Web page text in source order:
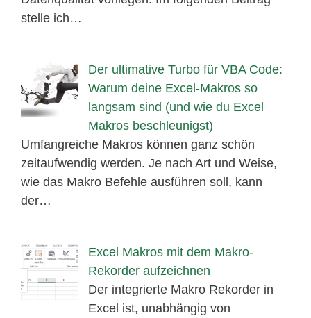
stelle ich…
Der ultimative Turbo für VBA Code:
Warum deine Excel-Makros so
langsam sind (und wie du Excel
Makros beschleunigst)
Umfangreiche Makros können ganz schön
zeitaufwendig werden. Je nach Art und Weise,
wie das Makro Befehle ausführen soll, kann
der…
Excel Makros mit dem Makro-
Rekorder aufzeichnen
Der integrierte Makro Rekorder in
Excel ist, unabhängig von